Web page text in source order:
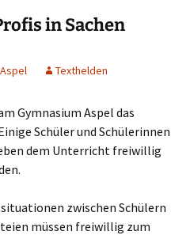
in Sachen
Texthelden
Gymnasium Aspel das
Schüler und Schülerinnen
dem Unterricht freiwillig
zwischen Schülern
müssen freiwillig zum